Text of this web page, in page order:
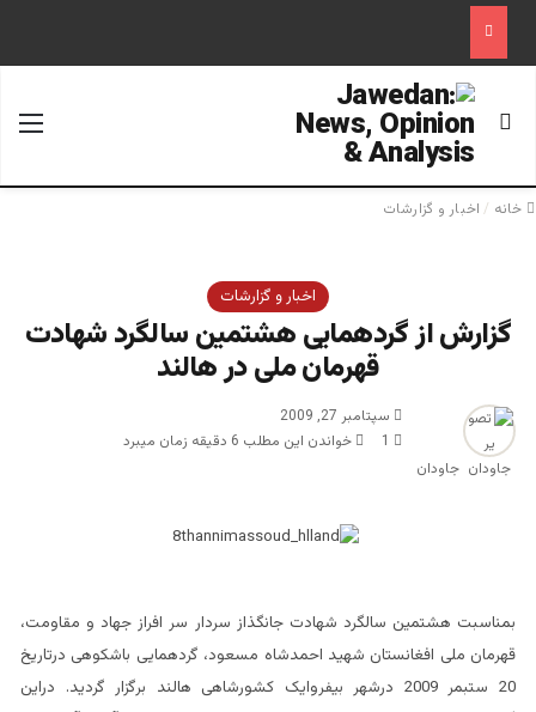
جستجو برای
خانه / اخبار و گزارشات
اخبار و گزارشات
گزارش از گردهمایی هشتمین سالگرد شهادت
قهرمان ملی در هالند
جاودان
سپتامبر 27, 2009
1
خواندن این مطلب 6 دقیقه زمان میبرد
بمناسبت هشتمین سالگرد شهادت جانگذاز سردار سر افراز جهاد و مقاومت،
قهرمان ملی افغانستان شهید احمدشاه مسعود، گردهمایی باشکوهی درتاریخ
20 ستبمر 2009 درشهر بیفروایک کشورشاهی هالند برگزار گردید. دراین